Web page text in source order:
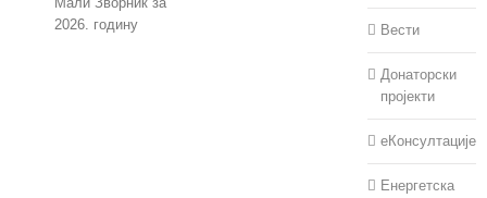
Вести
Донаторски
пројекти
еКонсултације
Енергетска